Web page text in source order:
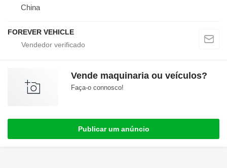
China
FOREVER VEHICLE
Vende maquinaria ou veículos?
Faça-o connosco!
Publicar um anúncio